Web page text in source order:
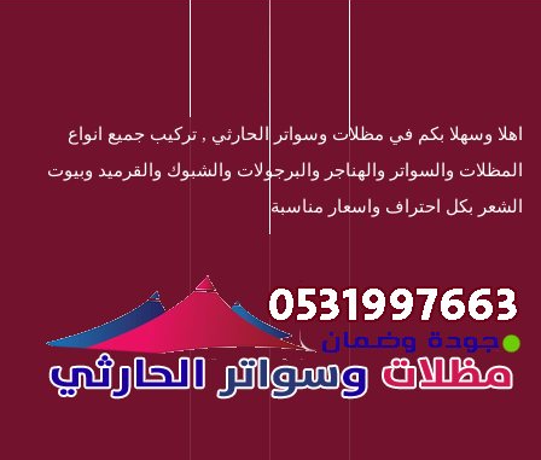
اهلا وسهلا بكم في مظلات وسواتر الحارثي , تركيب جميع انواع
المظلات والسواتر والهناجر والبرجولات والشبوك والقرميد وبيوت
الشعر بكل احتراف واسعار مناسبة